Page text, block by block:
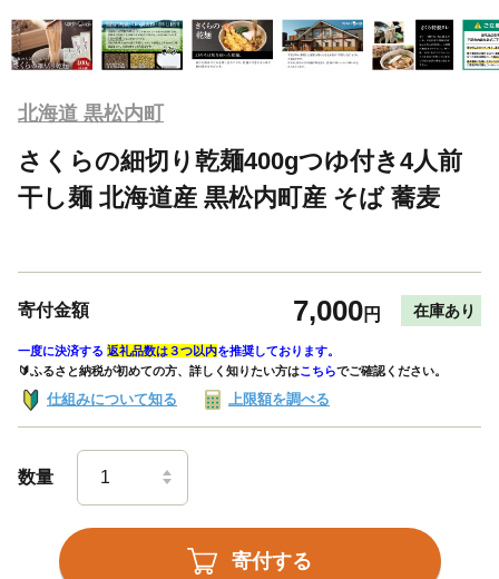
北海道 黒松内町
さくらの細切り乾麺400gつゆ付き4人前
干し麺 北海道産 黒松内町産 そば 蕎麦
寄付金額 7,000円 在庫あり
一度に決済する 返礼品数は３つ以内を推奨しております。
🔰ふるさと納税が初めての方、詳しく知りたい方はこちらでご確認ください。
仕組みについて知る 上限額を調べる
数量
寄付する